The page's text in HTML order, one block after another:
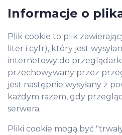
Informacje o
Plik cookie to plik
liter i cyfr), który jest
internetowy do
przechowywany przez
jest następnie wysyłany z
każdym razem, gdy
serwera.
Pliki cookie mogą być